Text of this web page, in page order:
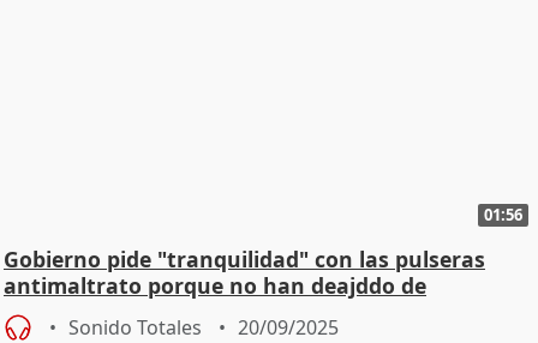
01:56
Gobierno pide "tranquilidad" con las pulseras
antimaltrato porque no han deajddo de
funcionar"
Sonido Totales 20/09/2025